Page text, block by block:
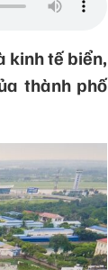
kinh tế biển,
thành phố